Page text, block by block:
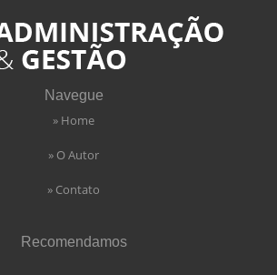
Navegue
» Home
» O Autor
» Contato
Recomendamos